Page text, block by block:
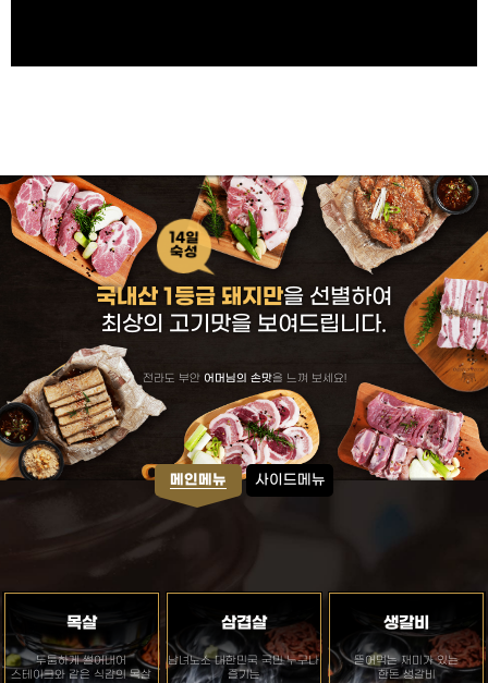
14일
숙성
국내산 1등급 돼지만을 선별하여
최상의 고기맛을 보여드립니다.
전라도 부안 어머님의 손맛을 느껴 보세요!
메인메뉴 사이드메뉴
목살
두툼하게 썰어내어
스테이크와 같은 식감의 목살
삼겹살
남녀노소 대한민국 국민 누구나
즐기는
생갈비
뜯어먹는 재미가 있는
한돈 생갈비